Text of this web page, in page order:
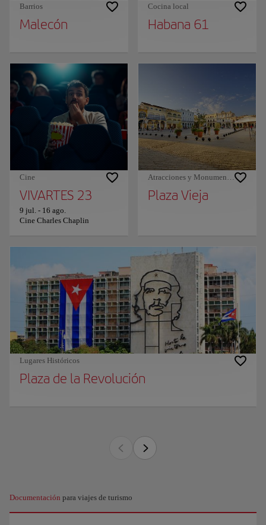
Barrios
Malecón
Cocina local
Habana 61
Cine
VIVARTES 23
9 jul. - 16 ago.
Cine Charles Chaplin
Atracciones y Monumentos
Plaza Vieja
Lugares Históricos
Plaza de la Revolución
Documentación para viajes de turismo